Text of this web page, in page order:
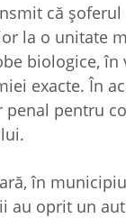
că șoferul
la o unitate
biologice, în
exacte. În
penal pentru
în
au oprit un